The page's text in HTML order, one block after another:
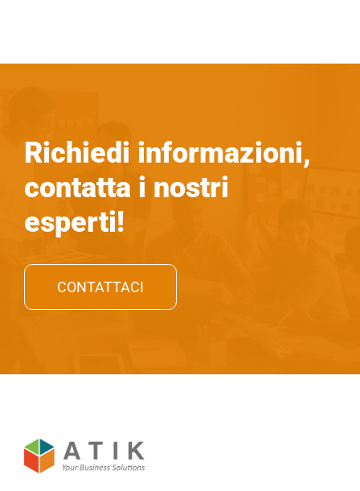
Richiedi informazioni,
contatta i nostri
esperti!
CONTATTACI